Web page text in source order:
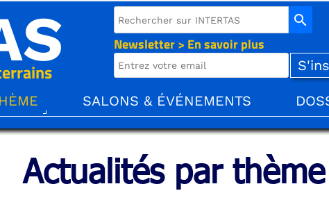
Newsletter > En savoir plus
search
SALONS & ÉVÉNEMENTS
Actualités par thème